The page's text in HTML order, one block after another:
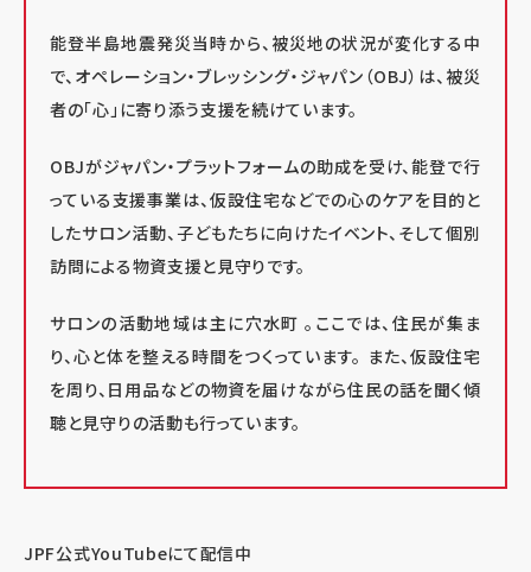
能登半島地震発災当時から、被災地の状況が変化する中
で、オペレーション・ブレッシング・ジャパン（OBJ）は、被災
者の「心」に寄り添う支援を続けています。
OBJがジャパン・プラットフォームの助成を受け、能登で行
っている支援事業は、仮設住宅などでの心のケアを目的と
したサロン活動、子どもたちに向けたイベント、そして個別
訪問による物資支援と見守りです。
サロンの活動地域は主に穴水町 。ここでは、住民が集ま
り、心と体を整える時間をつくっています。 また、仮設住宅
を周り、日用品などの物資を届けながら住民の話を聞く傾
聴と見守りの活動も行っています。
JPF公式YouTubeにて配信中